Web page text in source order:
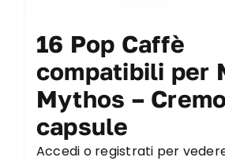
16 Pop Caffè
compatibili per
Mythos –
capsule
Accedi o registrati per